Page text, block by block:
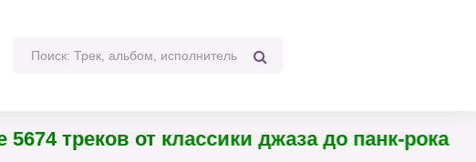
треков от классики джаза до панк-рока